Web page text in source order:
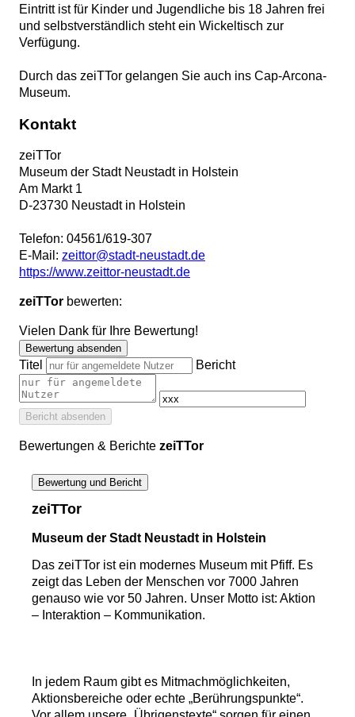
Eintritt ist für Kinder und Jugendliche bis 18 Jahren frei
und selbstverständlich steht ein Wickeltisch zur
Verfügung.
Durch das zeiTTor gelangen Sie auch ins Cap-Arcona-
Museum.
Kontakt
zeiTTor
Museum der Stadt Neustadt in Holstein
Am Markt 1
D-23730 Neustadt in Holstein
Telefon: 04561/619-307
E-Mail: zeittor@stadt-neustadt.de
https://www.zeittor-neustadt.de
zeiTTor bewerten:
Vielen Dank für Ihre Bewertung!
Bewertung absenden
Titel Bericht
Bericht absenden
Bewertungen & Berichte zeiTTor
Bewertung und Bericht
zeiTTor
Museum der Stadt Neustadt in Holstein
Das zeiTTor ist ein modernes Museum mit Pfiff. Es
zeigt das Leben der Menschen vor 7000 Jahren
genauso wie vor 50 Jahren. Unser Motto ist: Aktion
– Interaktion – Kommunikation.
In jedem Raum gibt es Mitmachmöglichkeiten,
Aktionsbereiche oder echte „Berührungspunkte“.